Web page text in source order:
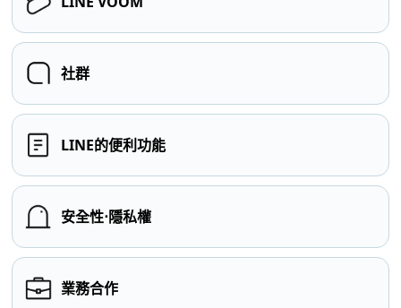
社群
LINE的便利功能
安全性⋅隱私權
業務合作